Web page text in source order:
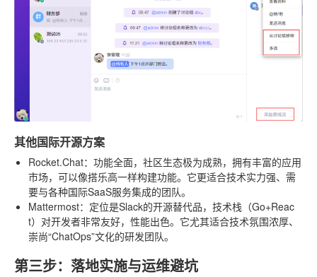
其他国际开源方案
Rocket.Chat：功能全面，社区生态极为成熟，拥有丰富的应用
市场，可以像搭乐高一样构建功能。它更适合技术实力强、需
要与各种国际SaaS服务集成的团队。
Mattermost：定位是Slack的开源替代品，技术栈（Go+Reac
t）对开发者非常友好，性能出色。它尤其适合技术氛围浓厚、
崇尚“ChatOps”文化的研发团队。
第三步：落地实施与运维避坑